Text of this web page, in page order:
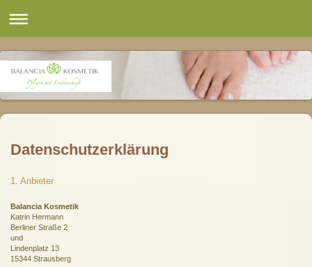
Datenschutzerklärung
1. Anbieter
Balancia Kosmetik
Katrin Hermann
Berliner Straße 2
und
Lindenplatz 13
15344 Strausberg